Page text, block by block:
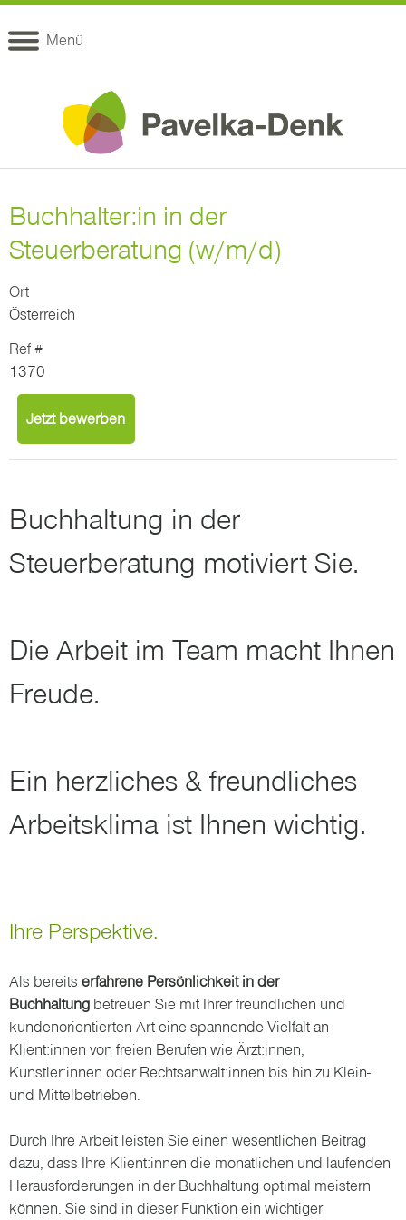
Menü
Buchhalter:in in der
Steuerberatung (w/m/d)
Ort
Österreich
Ref #
1370
Jetzt bewerben
Buchhaltung in der
Steuerberatung motiviert Sie.
Die Arbeit im Team macht Ihnen
Freude.
Ein herzliches & freundliches
Arbeitsklima ist Ihnen wichtig.
Ihre Perspektive.
Als bereits erfahrene Persönlichkeit in der
Buchhaltung betreuen Sie mit Ihrer freundlichen und
kundenorientierten Art eine spannende Vielfalt an
Klient:innen von freien Berufen wie Ärzt:innen,
Künstler:innen oder Rechtsanwält:innen bis hin zu Klein-
und Mittelbetrieben.
Durch Ihre Arbeit leisten Sie einen wesentlichen Beitrag
dazu, dass Ihre Klient:innen die monatlichen und laufenden
Herausforderungen in der Buchhaltung optimal meistern
können. Sie sind in dieser Funktion ein wichtiger